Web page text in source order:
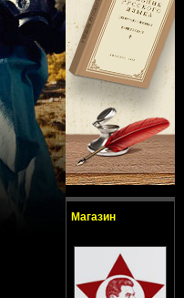
Магазин